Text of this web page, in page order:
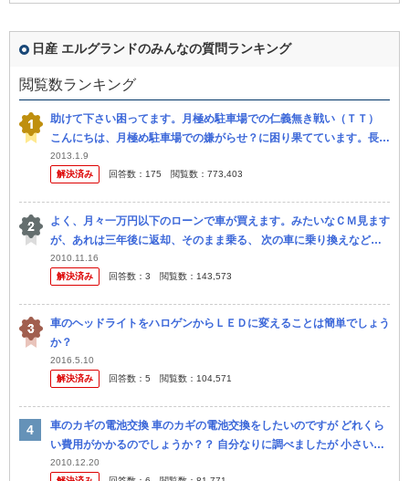
日産 エルグランドのみんなの質問ランキング
閲覧数ランキング
助けて下さい困ってます。月極め駐車場での仁義無き戦い（ＴＴ）
こんにちは、月極め駐車場での嫌がらせ？に困り果てています。長文
ですが助けてください うちのマンションの駐車場は一般的には狭く
なく、...
2013.1.9
解決済み
回答数： 175 閲覧数： 773,403
よく、月々一万円以下のローンで車が買えます。みたいなＣＭ見ます
が、あれは三年後に返却、そのまま乗る、 次の車に乗り換えなどの
選択肢があるようで毎月の支払いが少なくていいな～と思うのです
が、そのプ...
2010.11.16
解決済み
回答数： 3 閲覧数： 143,573
車のヘッドライトをハロゲンからＬＥＤに変えることは簡単でしょう
か？
2016.5.10
解決済み
回答数： 5 閲覧数： 104,571
車のカギの電池交換 車のカギの電池交換をしたいのですが どれくら
い費用がかかるのでしょうか？？ 自分なりに調べましたが 小さいド
ライバーでネジを開ける・・・と書いていました。 でも私のカギに
2010.12.20